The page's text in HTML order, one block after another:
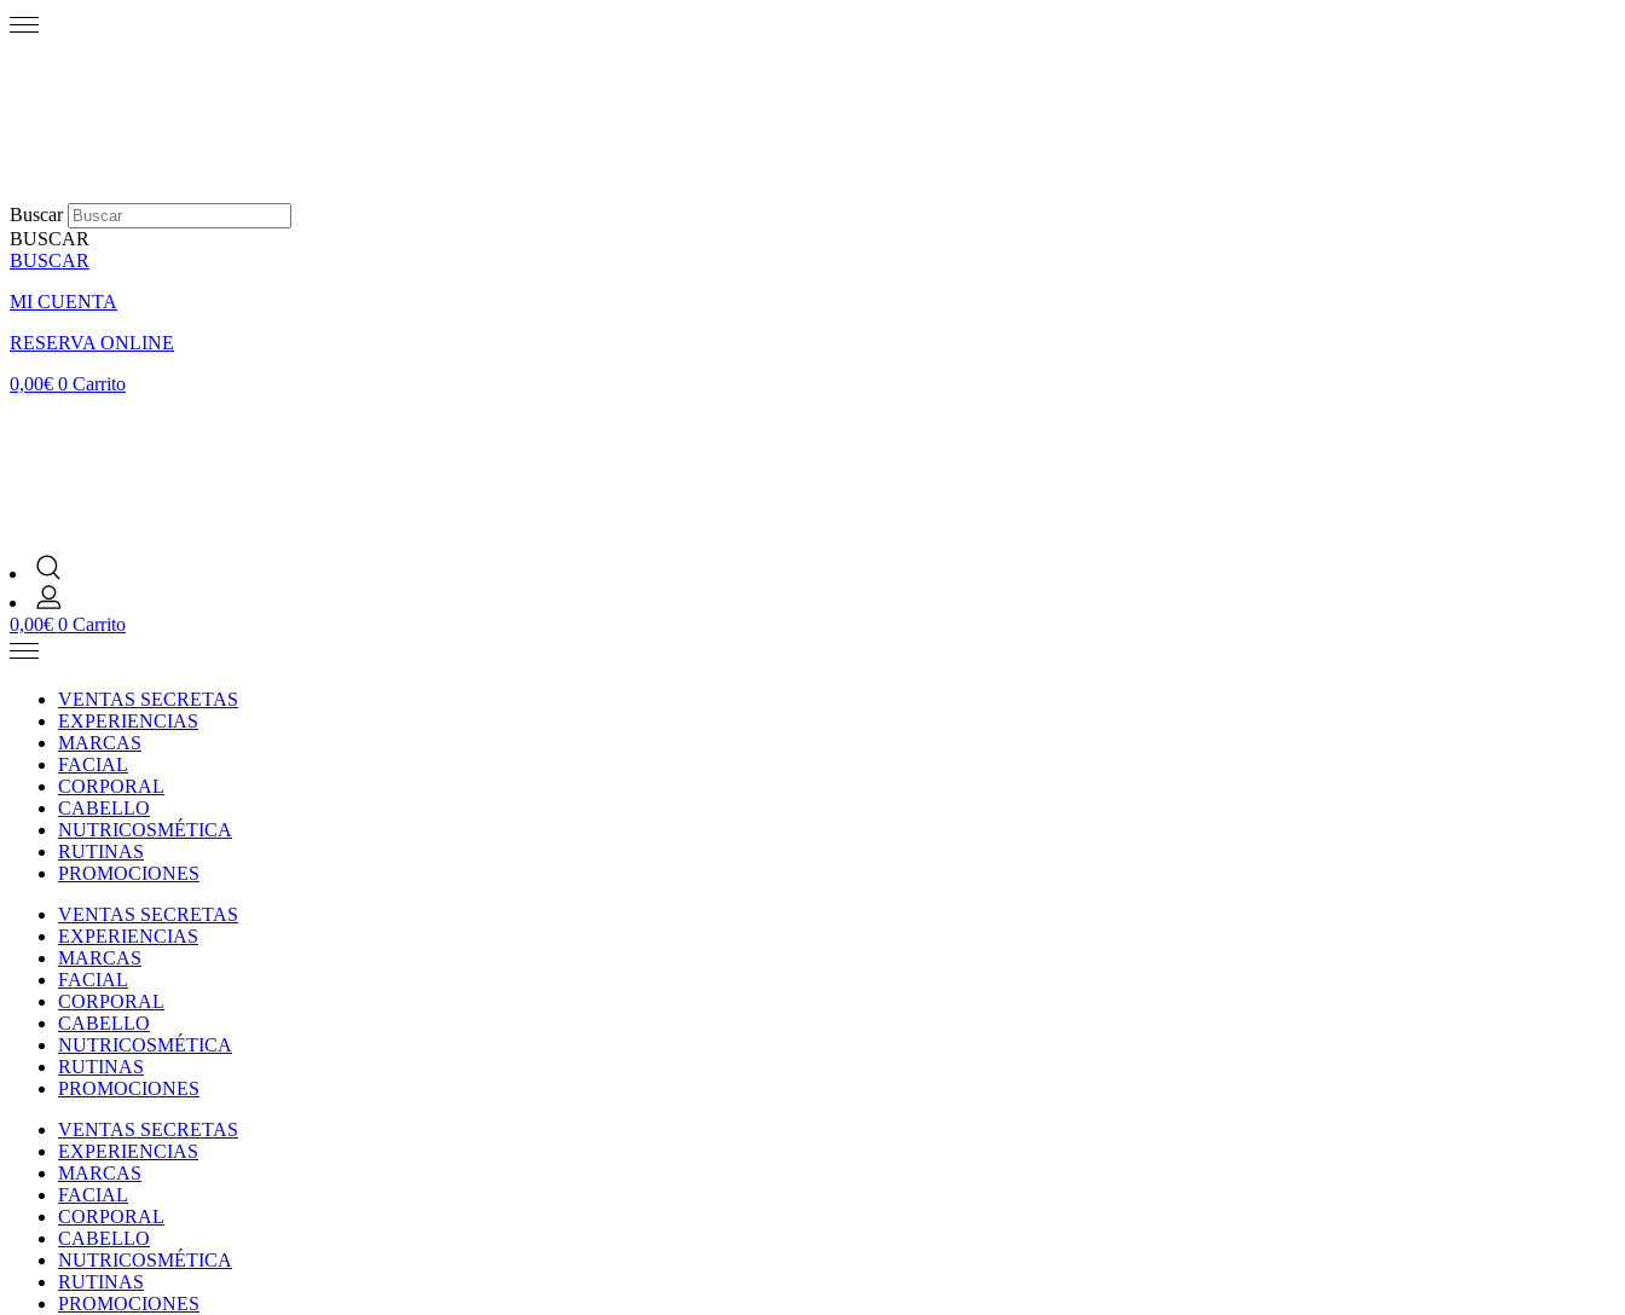
Buscar
BUSCAR
BUSCAR
MI CUENTA
RESERVA ONLINE
0,00€ 0 Carrito
0,00€ 0 Carrito
VENTAS SECRETAS
EXPERIENCIAS
MARCAS
FACIAL
CORPORAL
CABELLO
NUTRICOSMÉTICA
RUTINAS
PROMOCIONES
VENTAS SECRETAS
EXPERIENCIAS
MARCAS
FACIAL
CORPORAL
CABELLO
NUTRICOSMÉTICA
RUTINAS
PROMOCIONES
VENTAS SECRETAS
EXPERIENCIAS
MARCAS
FACIAL
CORPORAL
CABELLO
NUTRICOSMÉTICA
RUTINAS
PROMOCIONES